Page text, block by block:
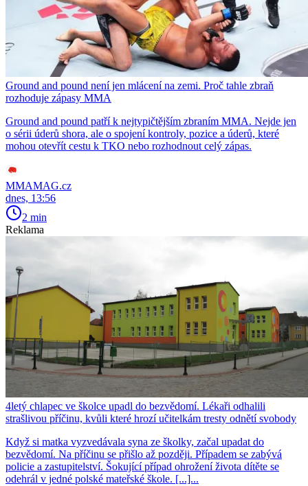
Ground and pound není jen mlácení na zemi. Proč tahle zbraň
rozhoduje zápasy MMA
Ground and pound patří k nejtypičtějším zbraním MMA. Nejde jen
o sérii úderů shora, ale o spojení kontroly, pozice a úderů, které
mohou otevřít cestu k TKO nebo rozhodnout celý zápas.
MMAMAG.cz
dnes, 13:56
2 min
Reklama
4letý chlapec ve školce upadl do bezvědomí. Lékaři odhalili
strašlivou příčinu, kvůli které hrozí učitelkám tresty odnětí svobody
Když si matka vyzvedávala syna ze školky, začal upadat do
bezvědomí. Na příčinu se přišlo až později. Případem se zabývá
policie a zastupitelství. Šokující případ ohrožení života dítěte se
odehrál v jedné polské mateřské škole. [...]...